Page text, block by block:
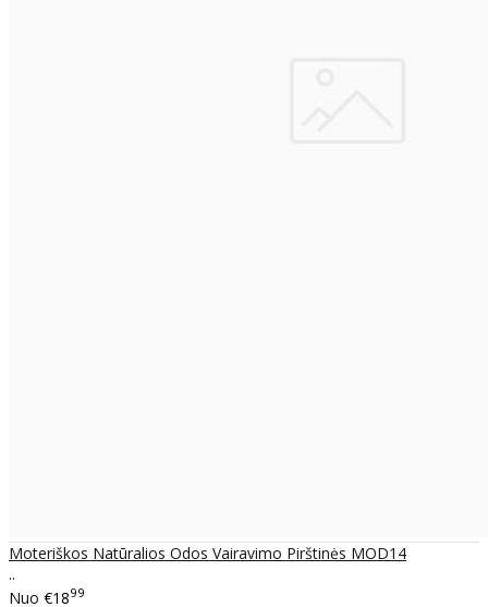
Moteriškos Natūralios Odos Vairavimo Pirštinės MOD14
..
Nuo €1899